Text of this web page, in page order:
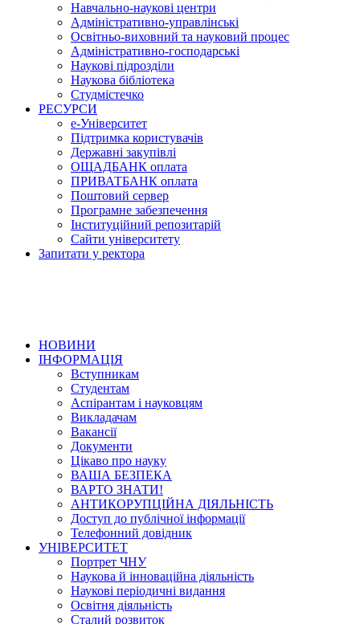
Навчально-наукові центри
Адміністративно-управлінські
Освітньо-виховний та науковий процес
Адміністративно-господарські
Наукові підрозділи
Наукова бібліотека
Студмістечко
РЕСУРСИ
е-Університет
Підтримка користувачів
Державні закупівлі
ОЩАДБАНК оплата
ПРИВАТБАНК оплата
Поштовий сервер
Програмне забезпечення
Інституційний репозитарій
Сайти університету
Запитати у ректора
НОВИНИ
ІНФОРМАЦІЯ
Вступникам
Студентам
Аспірантам і науковцям
Викладачам
Вакансії
Документи
Цікаво про науку
ВАША БЕЗПЕКА
ВАРТО ЗНАТИ!
АНТИКОРУПЦІЙНА ДІЯЛЬНІСТЬ
Доступ до публічної інформації
Телефонний довідник
УНІВЕРСИТЕТ
Портрет ЧНУ
Наукова й інноваційна діяльність
Наукові періодичні видання
Освітня діяльність
Сталий розвиток